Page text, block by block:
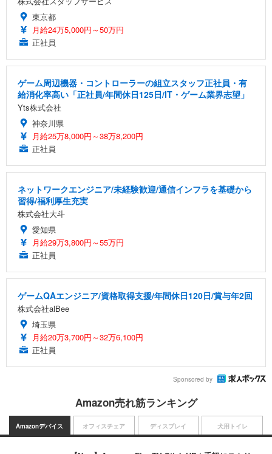
東京都
月給24万5,000円～50万円
正社員
ゲーム周辺機器・コントローラーの組立スタッフ正社員・有
給消化率高い「正社員/年間休日125日/IT・ゲーム業界志望」
Yts株式会社
神奈川県
月給25万8,000円～38万8,200円
正社員
ネットワークエンジニア/未経験歓迎/通信インフラを基礎から
習得/福利厚生充実
株式会社大斗
愛知県
月給29万3,800円～55万円
正社員
ゲームQAエンジニア/資格取得支援/年間休日120日/賞与年2回
株式会社alBee
埼玉県
月給20万3,700円～32万6,100円
正社員
Sponsored by
Amazon売れ筋ランキング
Amazonデバイス オフィスチェア ディスプレイ 犬用トイレ